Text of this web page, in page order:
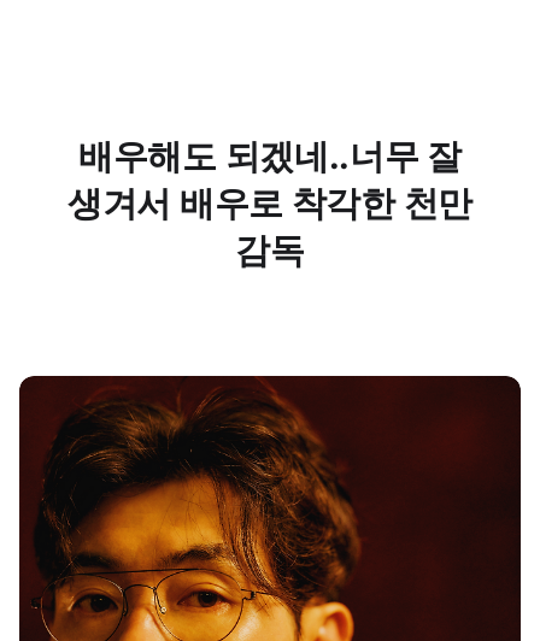
배우해도 되겠네..너무 잘
생겨서 배우로 착각한 천만
감독